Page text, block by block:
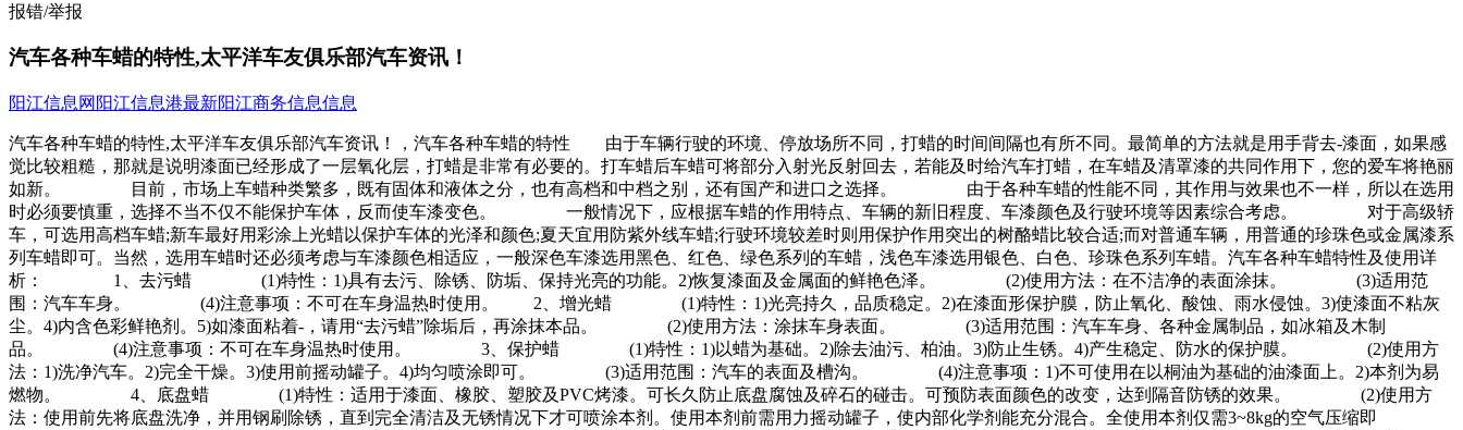
报错/举报
汽车各种车蜡的特性,太平洋车友俱乐部汽车资讯！
阳江信息网 阳江信息港最新阳江商务信息信息
汽车各种车蜡的特性,太平洋车友俱乐部汽车资讯！，汽车各种车蜡的特性 由于车辆行驶的环境、停放场所不同，打蜡的时间间隔也有所不同。最简单的方法就是用手背去-漆面，如果感
觉比较粗糙，那就是说明漆面已经形成了一层氧化层，打蜡是非常有必要的。打车蜡后车蜡可将部分入射光反射回去，若能及时给汽车打蜡，在车蜡及清罩漆的共同作用下，您的爱车将艳丽
如新。 目前，市场上车蜡种类繁多，既有固体和液体之分，也有高档和中档之别，还有国产和进口之选择。 由于各种车蜡的性能不同，其作用与效果也不一样，所以在选用
时必须要慎重，选择不当不仅不能保护车体，反而使车漆变色。 一般情况下，应根据车蜡的作用特点、车辆的新旧程度、车漆颜色及行驶环境等因素综合考虑。 对于高级轿
车，可选用高档车蜡;新车最好用彩涂上光蜡以保护车体的光泽和颜色;夏天宜用防紫外线车蜡;行驶环境较差时则用保护作用突出的树酪蜡比较合适;而对普通车辆，用普通的珍珠色或金属漆系
列车蜡即可。当然，选用车蜡时还必须考虑与车漆颜色相适应，一般深色车漆选用黑色、红色、绿色系列的车蜡，浅色车漆选用银色、白色、珍珠色系列车蜡。汽车各种车蜡特性及使用详
析： 1、去污蜡 (1)特性：1)具有去污、除锈、防垢、保持光亮的功能。2)恢复漆面及金属面的鲜艳色泽。 (2)使用方法：在不洁净的表面涂抹。 (3)适用范
围：汽车车身。 (4)注意事项：不可在车身温热时使用。 2、增光蜡 (1)特性：1)光亮持久，品质稳定。2)在漆面形保护膜，防止氧化、酸蚀、雨水侵蚀。3)使漆面不粘灰
尘。4)内含色彩鲜艳剂。5)如漆面粘着-，请用“去污蜡”除垢后，再涂抹本品。 (2)使用方法：涂抹车身表面。 (3)适用范围：汽车车身、各种金属制品，如冰箱及木制
品。 (4)注意事项：不可在车身温热时使用。 3、保护蜡 (1)特性：1)以蜡为基础。2)除去油污、柏油。3)防止生锈。4)产生稳定、防水的保护膜。 (2)使用方
法：1)洗净汽车。2)完全干燥。3)使用前摇动罐子。4)均匀喷涂即可。 (3)适用范围：汽车的表面及槽沟。 (4)注意事项：1)不可使用在以桐油为基础的油漆面上。2)本剂为易
燃物。 4、底盘蜡 (1)特性：适用于漆面、橡胶、塑胶及PVC烤漆。可长久防止底盘腐蚀及碎石的碰击。可预防表面颜色的改变，达到隔音防锈的效果。 (2)使用方
法：使用前先将底盘洗净，并用钢刷除锈，直到完全清洁及无锈情况下才可喷涂本剂。使用本剂前需用力摇动罐子，使内部化学剂能充分混合。全使用本剂仅需3~8kg的空气压缩即